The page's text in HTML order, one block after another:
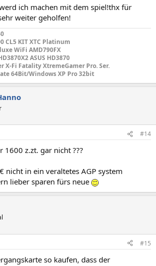
ich machen mit dem spiel!thx für
weiter geholfen!
CL5 KIT XTC Platinum
WiFi AMD790FX
ASUS HD3870
X-Fi Fatality XtremeGamer Pro. Ser.
64Bit/Windows XP Pro 32bit
#14
1600 z.zt. gar nicht ???
nicht in ein veraltetes AGP system
lieber sparen fürs neue
#15
so kaufen, dass der